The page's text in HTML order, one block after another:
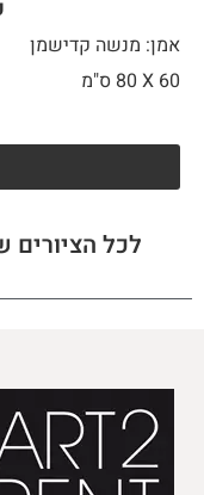
אמן: מנשה קדישמן
60 X
לכל